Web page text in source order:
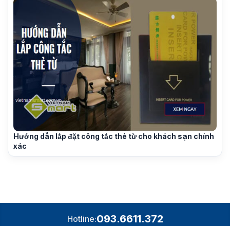
Hướng dẫn lắp đặt công tắc thẻ từ cho khách sạn chính
xác
Hotline:093.6611.372